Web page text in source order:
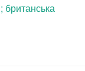
британська